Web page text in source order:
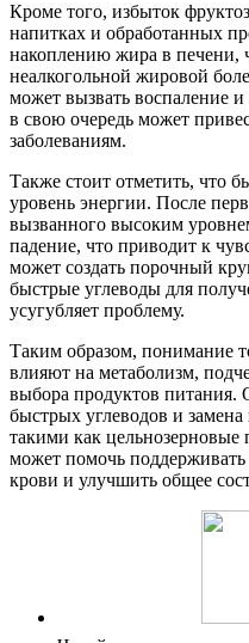
Кроме того, избыток
напитках и обработанных
накоплению жира в печени,
неалкогольной жировой
может вызвать воспаление
в свою очередь может
заболеваниям.
Также стоит отметить, что
уровень энергии. После
вызванного высоким
падение, что приводит к
может создать порочный
быстрые углеводы для
усугубляет проблему.
Таким образом, понимание
влияют на метаболизм,
выбора продуктов питания.
быстрых углеводов и
такими как
может помочь поддерживать
крови и улучшить общее